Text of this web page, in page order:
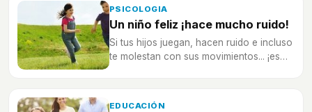
PSICOLOGIA
Un niño feliz ¡hace mucho ruido!
Si tus hijos juegan, hacen ruido e incluso
te molestan con sus movimientos... ¡es
EDUCACIÓN